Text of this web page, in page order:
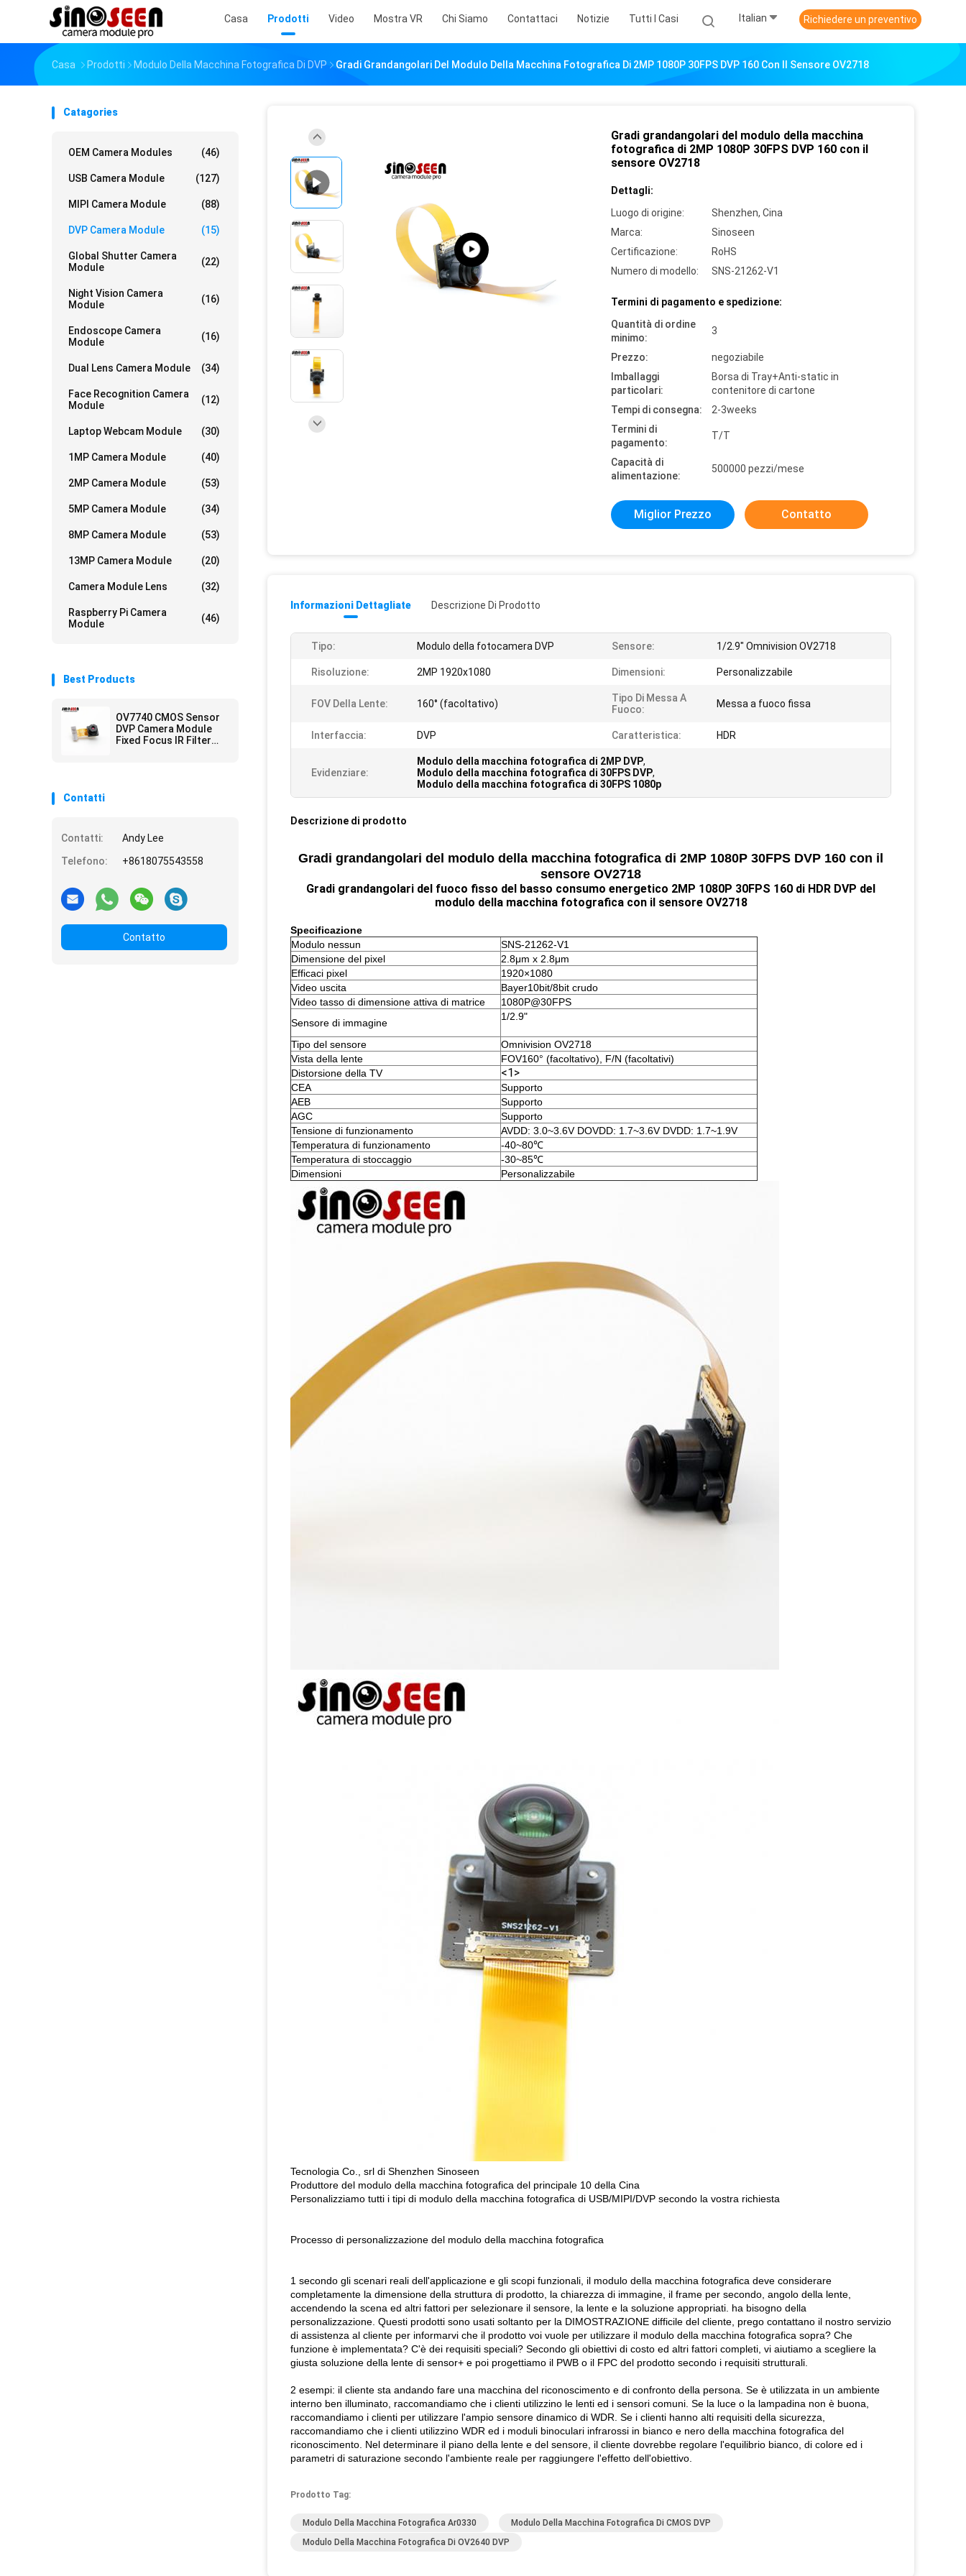
Casa Prodotti Video Mostra VR Chi Siamo Contattaci Notizie Tutti I Casi Italian Richiedere un preventivo
Casa Prodotti Modulo Della Macchina Fotografica Di DVP Gradi Grandangolari Del Modulo Della Macchina Fotografica Di 2MP 1080P 30FPS DVP 160 Con Il Sensore OV2718
Catagories
OEM Camera Modules (46)
USB Camera Module (127)
MIPI Camera Module (88)
DVP Camera Module (15)
Global Shutter Camera
Module
(22)
Night Vision Camera
Module
(16)
Endoscope Camera
Module
(16)
Dual Lens Camera Module (34)
Face Recognition Camera
Module
(12)
Laptop Webcam Module (30)
1MP Camera Module (40)
2MP Camera Module (53)
5MP Camera Module (34)
8MP Camera Module (53)
13MP Camera Module (20)
Camera Module Lens (32)
Raspberry Pi Camera
Module
(46)
Best Products
OV7740 CMOS Sensor
DVP Camera Module
Fixed Focus IR Filter
Contatti
Contatti:
Andy Lee
Telefono:
+8618075543558
Contatto
Gradi grandangolari del modulo della macchina
fotografica di 2MP 1080P 30FPS DVP 160 con il
sensore OV2718
Dettagli:
Luogo di origine:
Shenzhen, Cina
Marca:
Sinoseen
Certificazione:
RoHS
Numero di modello:
SNS-21262-V1
Termini di pagamento e spedizione:
Quantità di ordine
minimo:
3
Prezzo:
negoziabile
Imballaggi
particolari:
Borsa di Tray+Anti-static in
contenitore di cartone
Tempi di consegna:
2-3weeks
Termini di
pagamento:
T/T
Capacità di
alimentazione:
500000 pezzi/mese
Miglior Prezzo Contatto
Informazioni Dettagliate Descrizione Di Prodotto
Tipo: Modulo della fotocamera DVP Sensore: 1/2.9" Omnivision OV2718
Risoluzione: 2MP 1920x1080 Dimensioni: Personalizzabile
FOV Della Lente: 160° (facoltativo)
Tipo Di Messa A
Fuoco:
Messa a fuoco fissa
Interfaccia: DVP Caratteristica: HDR
Evidenziare:
Modulo della macchina fotografica di 2MP DVP,
Modulo della macchina fotografica di 30FPS DVP,
Modulo della macchina fotografica di 30FPS 1080p
Descrizione di prodotto
Gradi grandangolari del modulo della macchina fotografica di 2MP 1080P 30FPS DVP 160 con il
sensore OV2718
Gradi grandangolari del fuoco fisso del basso consumo energetico 2MP 1080P 30FPS 160 di HDR DVP del
modulo della macchina fotografica con il sensore OV2718
Specificazione
Modulo nessun
SNS-21262-V1
Dimensione del pixel
2.8μm x 2.8μm
Efficaci pixel
1920×1080
Video uscita
Bayer10bit/8bit crudo
Video tasso di dimensione attiva di matrice
1080P@30FPS
Sensore di immagine
1/2.9"
Tipo del sensore
Omnivision OV2718
Vista della lente
FOV160° (facoltativo), F/N (facoltativi)
Distorsione della TV
<1>
CEA
Supporto
AEB
Supporto
AGC
Supporto
Tensione di funzionamento
AVDD: 3.0~3.6V DOVDD: 1.7~3.6V DVDD: 1.7~1.9V
Temperatura di funzionamento
-40~80℃
Temperatura di stoccaggio
-30~85℃
Dimensioni
Personalizzabile
Tecnologia Co., srl di Shenzhen Sinoseen
Produttore del modulo della macchina fotografica del principale 10 della Cina
Personalizziamo tutti i tipi di modulo della macchina fotografica di USB/MIPI/DVP secondo la vostra richiesta
Processo di personalizzazione del modulo della macchina fotografica
1 secondo gli scenari reali dell'applicazione e gli scopi funzionali, il modulo della macchina fotografica deve considerare
completamente la dimensione della struttura di prodotto, la chiarezza di immagine, il frame per secondo, angolo della lente,
accendendo la scena ed altri fattori per selezionare il sensore, la lente e la soluzione appropriati. ha bisogno della
personalizzazione. Questi prodotti sono usati soltanto per la DIMOSTRAZIONE difficile del cliente, prego contattano il nostro servizio
di assistenza al cliente per informarvi che il prodotto voi vuole per utilizzare il modulo della macchina fotografica sopra? Che
funzione è implementata? C'è dei requisiti speciali? Secondo gli obiettivi di costo ed altri fattori completi, vi aiutiamo a scegliere la
giusta soluzione della lente di sensor+ e poi progettiamo il PWB o il FPC del prodotto secondo i requisiti strutturali.
2 esempi: il cliente sta andando fare una macchina del riconoscimento e di confronto della persona. Se è utilizzata in un ambiente
interno ben illuminato, raccomandiamo che i clienti utilizzino le lenti ed i sensori comuni. Se la luce o la lampadina non è buona,
raccomandiamo i clienti per utilizzare l'ampio sensore dinamico di WDR. Se i clienti hanno alti requisiti della sicurezza,
raccomandiamo che i clienti utilizzino WDR ed i moduli binoculari infrarossi in bianco e nero della macchina fotografica del
riconoscimento. Nel determinare il piano della lente e del sensore, il cliente dovrebbe regolare l'equilibrio bianco, di colore ed i
parametri di saturazione secondo l'ambiente reale per raggiungere l'effetto dell'obiettivo.
Prodotto Tag:
Modulo Della Macchina Fotografica Ar0330
Modulo Della Macchina Fotografica Di CMOS DVP
Modulo Della Macchina Fotografica Di OV2640 DVP